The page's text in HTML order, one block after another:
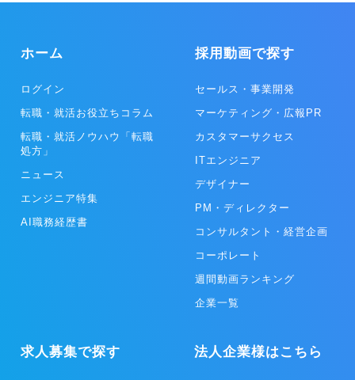
ホーム
ログイン
転職・就活お役立ちコラム
転職・就活ノウハウ「転職
処方」
ニュース
エンジニア特集
AI職務経歴書
採用動画で探す
セールス・事業開発
マーケティング・広報PR
カスタマーサクセス
ITエンジニア
デザイナー
PM・ディレクター
コンサルタント・経営企画
コーポレート
週間動画ランキング
企業一覧
求人募集で探す 法人企業様はこちら